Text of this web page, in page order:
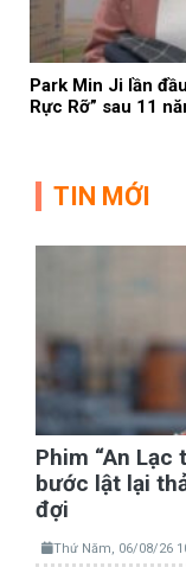
Park Min Ji lần
Rực Rỡ” sau 11
TIN MỚI
Phim “An Lạc
bước lật lại
đợi
Thứ Năm, 06/08/26